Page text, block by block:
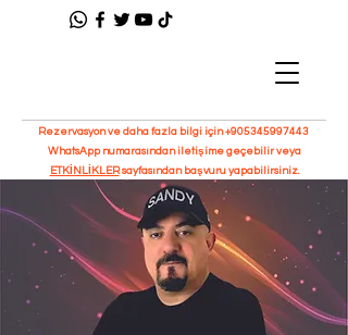
Rezervasyon ve daha fazla bilgi için+905345997443
WhatsApp numarasından iletişime geçebilir veya
ETKİNLİKLERsayfasından başvuru yapabilirsiniz.